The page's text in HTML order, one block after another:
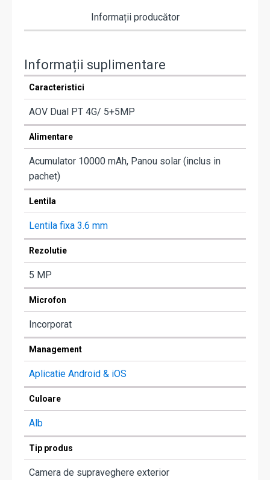
Informații producător
Informații suplimentare
Caracteristici
AOV Dual PT 4G/ 5+5MP
Alimentare
Acumulator 10000 mAh, Panou solar (inclus in
pachet)
Lentila
Lentila fixa 3.6 mm
Rezolutie
5 MP
Microfon
Incorporat
Management
Aplicatie Android & iOS
Culoare
Alb
Tip produs
Camera de supraveghere exterior